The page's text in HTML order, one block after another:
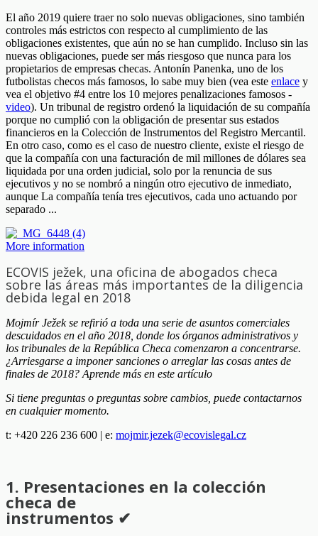
El año 2019 quiere traer no solo nuevas obligaciones, sino también
controles más estrictos con respecto al cumplimiento de las
obligaciones existentes, que aún no se han cumplido. Incluso sin las
nuevas obligaciones, puede ser más riesgoso que nunca para los
propietarios de empresas checas. Antonín Panenka, uno de los
futbolistas checos más famosos, lo sabe muy bien (vea este enlace y
vea el objetivo #4 entre los 10 mejores penalizaciones famosos -
video). Un tribunal de registro ordenó la liquidación de su compañía
porque no cumplió con la obligación de presentar sus estados
financieros en la Colección de Instrumentos del Registro Mercantil.
En otro caso, como es el caso de nuestro cliente, existe el riesgo de
que la compañía con una facturación de mil millones de dólares sea
liquidada por una orden judicial, solo por la renuncia de sus
ejecutivos y no se nombró a ningún otro ejecutivo de inmediato,
aunque La compañía tenía tres ejecutivos, cada uno actuando por
separado ...
More information
ECOVIS ježek, una oficina de abogados checa
sobre las áreas más importantes de la diligencia
debida legal en 2018
Mojmír Ježek se refirió a toda una serie de asuntos comerciales
descuidados en el año 2018, donde los órganos administrativos y
los tribunales de la República Checa comenzaron a concentrarse.
¿Arriesgarse a imponer sanciones o arreglar las cosas antes de
finales de 2018? Aprende más en este artículo
Si tiene preguntas o preguntas sobre cambios, puede contactarnos
en cualquier momento.
t: +420 226 236 600 | e: mojmir.jezek@ecovislegal.cz
1. Presentaciones en la colección
checa de
instrumentos ✔